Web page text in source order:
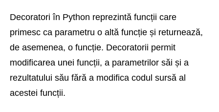
Decoratori în Python reprezintă funcții care
primesc ca parametru o altă funcție și returnează,
de asemenea, o funcție. Decoratorii permit
modificarea unei funcții, a parametrilor săi și a
rezultatului său fără a modifica codul sursă al
acestei funcții.